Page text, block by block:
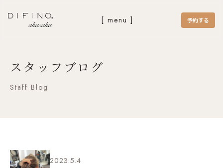
[ menu ] 予約する
スタッフブログ
Staff Blog
2023.5.4